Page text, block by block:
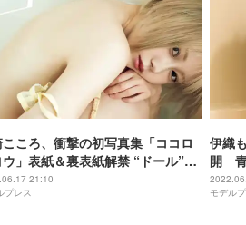
ころ、衝撃の初写真集「ココロ
」表紙＆裏表紙解禁 “ドール”に
り剥き出しの姿
21:10
プレス
伊織
開 青
集決定
モデル